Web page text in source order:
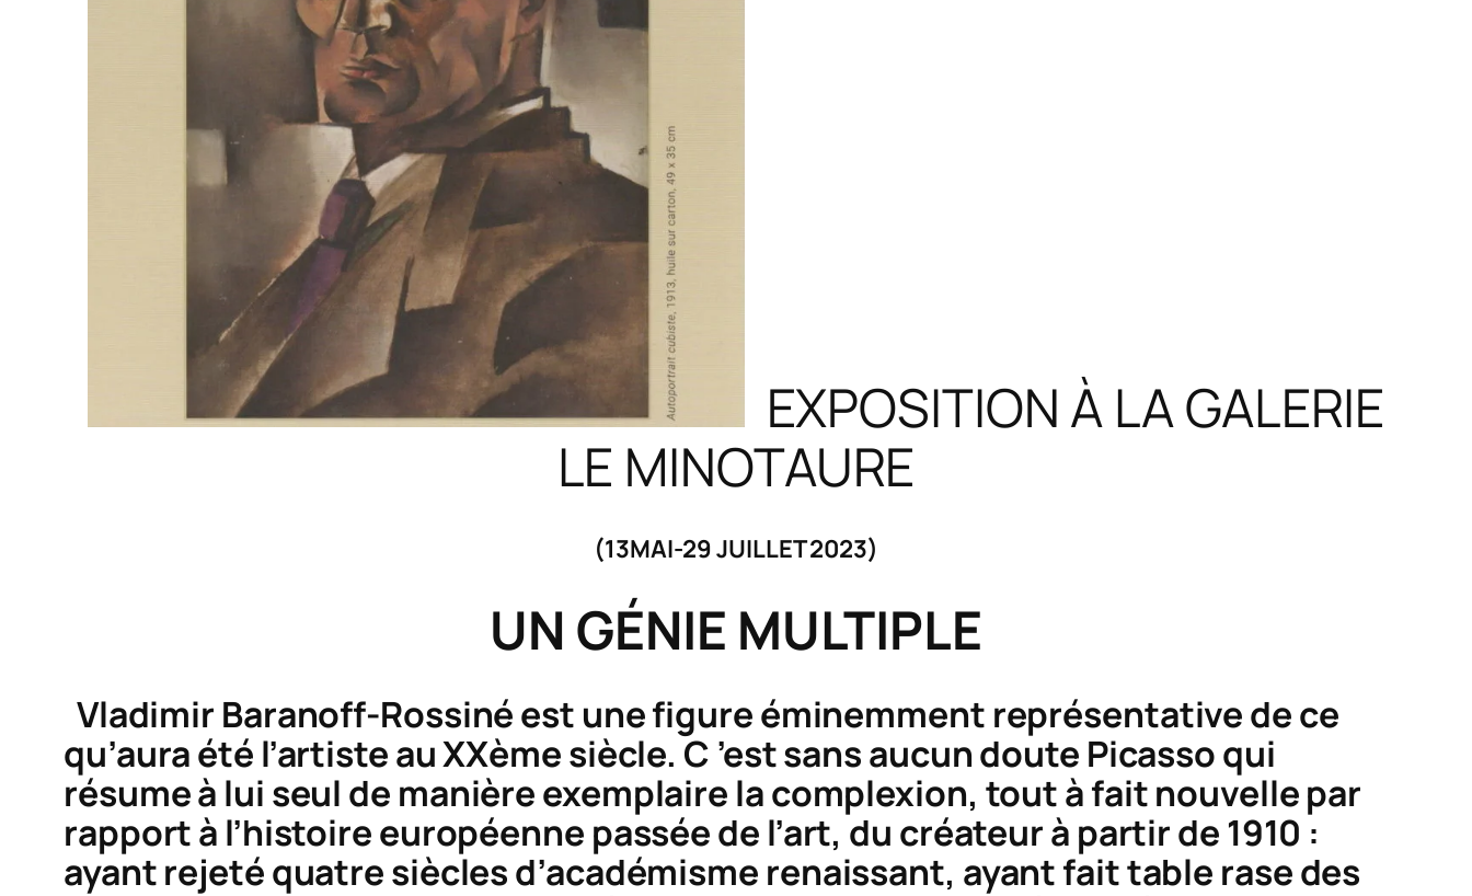
EXPOSITION À LA GALERIE
LE MINOTAURE
(13MAI-29 JUILLET 2023)
UN GÉNIE MULTIPLE
Vladimir Baranoff-Rossiné est une figure éminemment représentative de ce
qu’aura été l’artiste au XXème siècle. C ’est sans aucun doute Picasso qui
résume à lui seul de manière exemplaire la complexion, tout à fait nouvelle par
rapport à l’histoire européenne passée de l’art, du créateur à partir de 1910 :
ayant rejeté quatre siècles d’académisme renaissant, ayant fait table rase des